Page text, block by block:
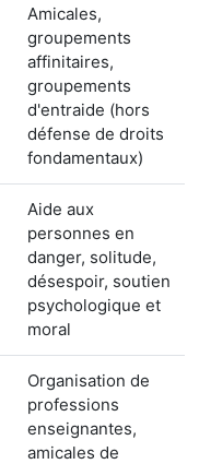
Amicales,
groupements
affinitaires,
groupements
d'entraide (hors
défense de droits
fondamentaux)
Aide aux
personnes en
danger, solitude,
désespoir, soutien
psychologique et
moral
Organisation de
professions
enseignantes,
amicales de